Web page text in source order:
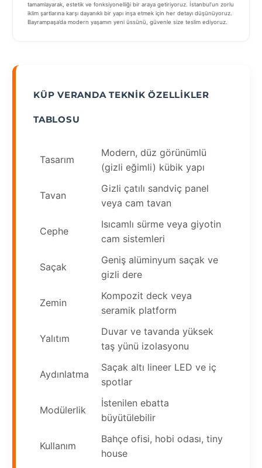
tamamlayarak, estetik ve fonksiyonelliği bir araya getiriyoruz. İstanbul’un zorlu
iklim şartlarına karşı dayanıklı bir yapı inşa etmek için her detayı düşünüyoruz.
Bayrampaşa’da modern yaşamın yeni üssünü, güvenle size teslim ediyoruz.
KÜP VERANDA TEKNIK ÖZELLIKLER
TABLOSU
Tasarım
Modern, düz görünümlü
(gizli eğimli) kübik yapı
Tavan
Gizli çatılı sandviç panel
veya cam tavan
Cephe
Isıcamlı sürme veya giyotin
cam sistemleri
Saçak
Geniş alüminyum saçak ve
gizli dere
Zemin
Kompozit deck veya
seramik platform
Yalıtım
Duvar ve tavanda yüksek
taş yünü izolasyonu
Aydınlatma
Saçak altı lineer LED ve iç
spotlar
Modülerlik
İstenilen ebatta
büyütülebilir
Kullanım
Bahçe ofisi, hobi odası, tiny
house